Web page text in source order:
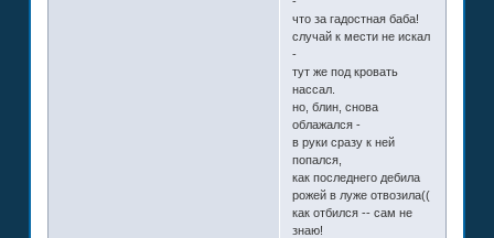
что за гадостная баба!
случай к мести не искал
-
тут же под кровать
нассал.
но, блин, снова
облажался -
в руки сразу к ней
попался,
как последнего дебила
рожей в луже отвозила((
как отбился -- сам не
знаю!